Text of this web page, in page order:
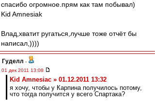
спасибо огромное.прям как там побывал)
Kid Amnesiak
Влад,хватит ругаться,лучше тоже отчёт бы
написал,))))
Гуделл -
01 дек 2011 13:08
Kid Amnesiac » 01.12.2011 13:32
я хочу, чтобы у Карпина получилось потому,
что тогда получится у всего Спартака?